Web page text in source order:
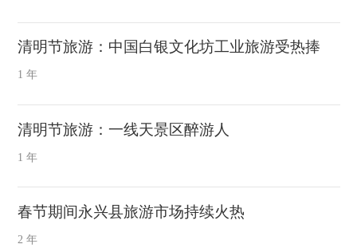
清明节旅游：中国白银文化坊工业旅游受热捧
1 年
清明节旅游：一线天景区醉游人
1 年
春节期间永兴县旅游市场持续火热
2 年